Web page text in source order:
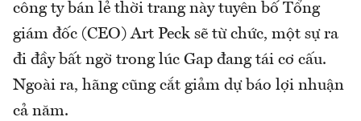
công ty bán lẻ thời trang này tuyên bố Tổng
giám đốc (CEO) Art Peck sẽ từ chức, một sự ra
đi đầy bất ngờ trong lúc Gap đang tái cơ cấu.
Ngoài ra, hãng cũng cắt giảm dự báo lợi nhuận
cả năm.